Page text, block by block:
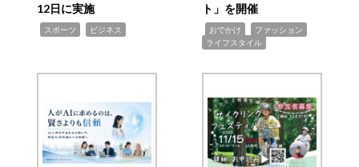
12日に実施
スポーツ ビジネス
ト」を開催
おでかけ ファッション
ライフスタイル